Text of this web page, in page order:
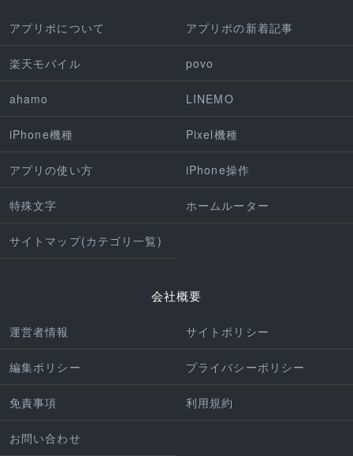
アプリポについて アプリポの新着記事
楽天モバイル povo
ahamo LINEMO
iPhone機種 Pixel機種
アプリの使い方 iPhone操作
特殊文字 ホームルーター
サイトマップ(カテゴリ一覧)
会社概要
運営者情報 サイトポリシー
編集ポリシー プライバシーポリシー
免責事項 利用規約
お問い合わせ